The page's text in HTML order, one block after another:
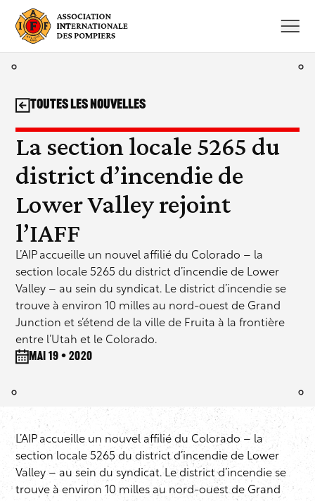
contenu
La section locale 5265 du
district d’incendie de
Lower Valley rejoint
l’IAFF
L’AIP accueille un nouvel affilié du Colorado – la
section locale 5265 du district d’incendie de Lower
Valley – au sein du syndicat. Le district d’incendie se
trouve à environ 10 milles au nord-ouest de Grand
Junction et s’étend de la ville de Fruita à la frontière
entre l’Utah et le Colorado.
mai 19 • 2020
Toutes les nouvelles
L’AIP accueille un nouvel affilié du Colorado – la
section locale 5265 du district d’incendie de Lower
Valley – au sein du syndicat. Le district d’incendie se
trouve à environ 10 milles au nord-ouest de Grand